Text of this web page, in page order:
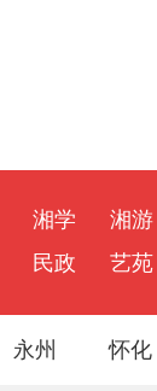
湘学 湘游
民政 艺苑
永州 怀化